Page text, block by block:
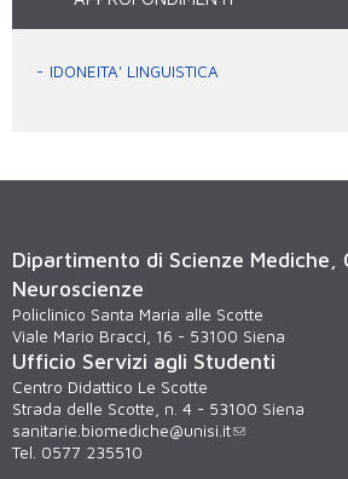
IDONEITA' LINGUISTICA
Dipartimento di Scienze Mediche,
Neuroscienze
Policlinico Santa Maria alle Scotte
Viale Mario Bracci, 16 - 53100 Siena
Ufficio Servizi agli Studenti
Centro Didattico Le Scotte
Strada delle Scotte, n. 4 - 53100 Siena
sanitarie.biomediche@unisi.it
Tel. 0577 235510